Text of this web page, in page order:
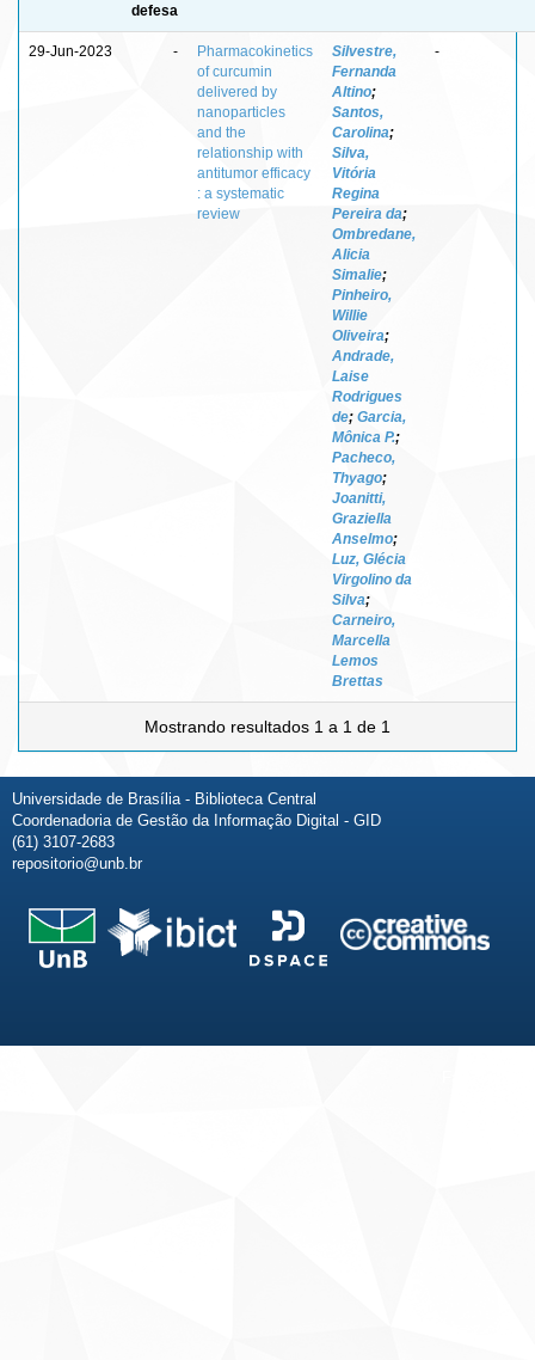
defesa
29-Jun-2023 -
Pharmacokinetics
of curcumin
delivered by
nanoparticles
and the
relationship with
antitumor efficacy
: a systematic
review
Silvestre,
Fernanda
Altino;
Santos,
Carolina;
Silva,
Vitória
Regina
Pereira da;
Ombredane,
Alicia
Simalie;
Pinheiro,
Willie
Oliveira;
Andrade,
Laise
Rodrigues
de; Garcia,
Mônica P.;
Pacheco,
Thyago;
Joanitti,
Graziella
Anselmo;
Luz, Glécia
Virgolino da
Silva;
Carneiro,
Marcella
Lemos
Brettas
-
Mostrando resultados 1 a 1 de 1
Universidade de Brasília - Biblioteca Central
Coordenadoria de Gestão da Informação Digital - GID
(61) 3107-2683
repositorio@unb.br